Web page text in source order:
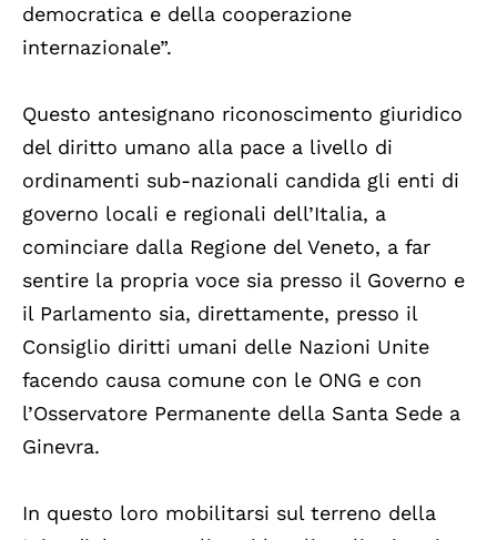
democratica e della cooperazione
internazionale”.
Questo antesignano riconoscimento giuridico
del diritto umano alla pace a livello di
ordinamenti sub-nazionali candida gli enti di
governo locali e regionali dell’Italia, a
cominciare dalla Regione del Veneto, a far
sentire la propria voce sia presso il Governo e
il Parlamento sia, direttamente, presso il
Consiglio diritti umani delle Nazioni Unite
facendo causa comune con le ONG e con
l’Osservatore Permanente della Santa Sede a
Ginevra.
In questo loro mobilitarsi sul terreno della